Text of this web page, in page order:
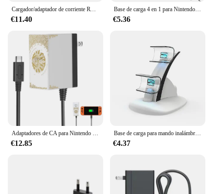
Cargador/adaptador de corriente RYRA 100-240V para consola de juegos Switch, cargador UE, Reino Unido, interruptor NS, alimentación para cargador, muelles de juegos, Gamepads
€11.40
Base de carga 4 en 1 para Nintendo Switch, controlador OLED Joy-con, cargador para Nintendo Switch Pro, soporte de carga NS Switch
€5.36
Adaptadores de CA para Nintendo Switch, compatibles con la base Nintendo Switch y el propio sistema Nintendo Switch
€12.85
Base de carga para mando inalámbrico PS5, estación de soporte de carga Dual tipo C, accesorios para Playstation 5
€4.37